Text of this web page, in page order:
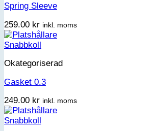
Spring Sleeve
259.00 kr inkl. moms
Snabbkoll
Okategoriserad
Gasket 0.3
249.00 kr inkl. moms
Snabbkoll